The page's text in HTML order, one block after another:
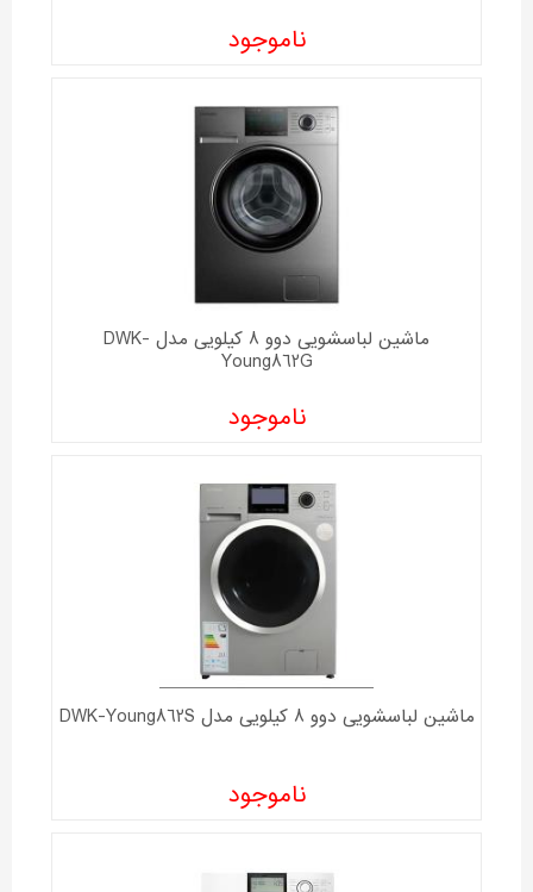
ناموجود
ماشین لباسشویی دوو 8 کیلویی مدل DWK-
Young862G
ناموجود
ماشین لباسشویی دوو 8 کیلویی مدل DWK-Young862S
ناموجود